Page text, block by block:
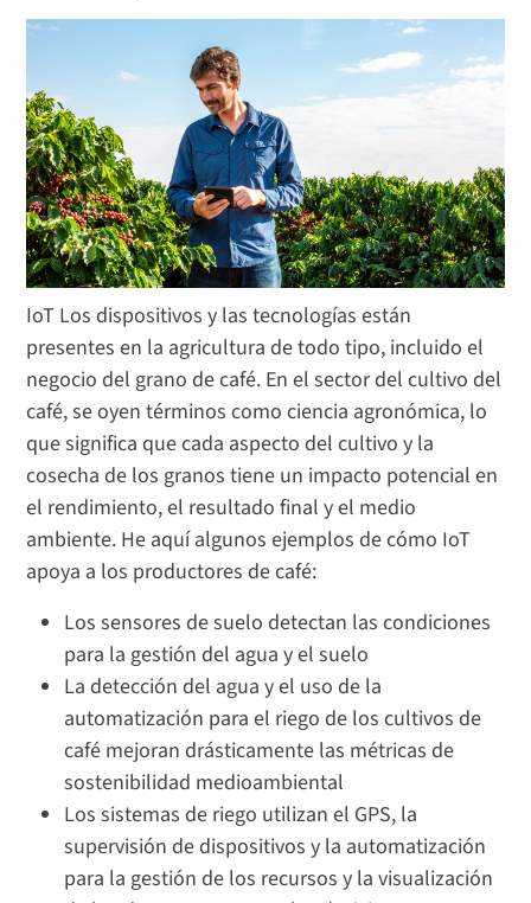
IoT Los dispositivos y las tecnologías están
presentes en la agricultura de todo tipo, incluido el
negocio del grano de café. En el sector del cultivo del
café, se oyen términos como ciencia agronómica, lo
que significa que cada aspecto del cultivo y la
cosecha de los granos tiene un impacto potencial en
el rendimiento, el resultado final y el medio
ambiente. He aquí algunos ejemplos de cómo IoT
apoya a los productores de café:
Los sensores de suelo detectan las condiciones
para la gestión del agua y el suelo
La detección del agua y el uso de la
automatización para el riego de los cultivos de
café mejoran drásticamente las métricas de
sostenibilidad medioambiental
Los sistemas de riego utilizan el GPS, la
supervisión de dispositivos y la automatización
para la gestión de los recursos y la visualización